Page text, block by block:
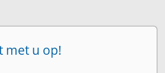
met u op!